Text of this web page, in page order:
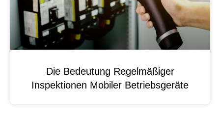
Die Bedeutung Regelmäßiger
Inspektionen Mobiler Betriebsgeräte